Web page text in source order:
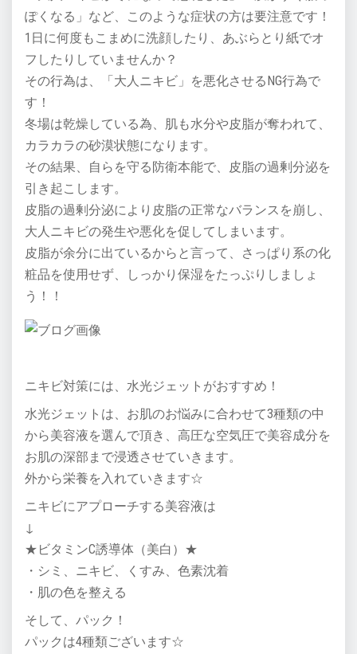
ぽくなる」など、このような症状の方は要注意です！
1日に何度もこまめに洗顔したり、あぶらとり紙でオ
フしたりしていませんか？
その行為は、「大人ニキビ」を悪化させるNG行為で
す！
冬場は乾燥している為、肌も水分や皮脂が奪われて、
カラカラの砂漠状態になります。
その結果、自らを守る防衛本能で、皮脂の過剰分泌を
引き起こします。
皮脂の過剰分泌により皮脂の正常なバランスを崩し、
大人ニキビの発生や悪化を促してしまいます。
皮脂が余分に出ているからと言って、さっぱり系の化
粧品を使用せず、しっかり保湿をたっぷりしましょ
う！！
ニキビ対策には、水光ジェットがおすすめ！
水光ジェットは、お肌のお悩みに合わせて3種類の中
から美容液を選んで頂き、高圧な空気圧で美容成分を
お肌の深部まで浸透させていきます。
外から栄養を入れていきます☆
ニキビにアプローチする美容液は
↓
★ビタミンC誘導体（美白）★
・シミ、ニキビ、くすみ、色素沈着
・肌の色を整える
そして、パック！
パックは4種類ございます☆